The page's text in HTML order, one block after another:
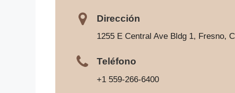
Dirección
1255 E Central Ave Bldg 1, Fresno,
Teléfono
+1 559-266-6400